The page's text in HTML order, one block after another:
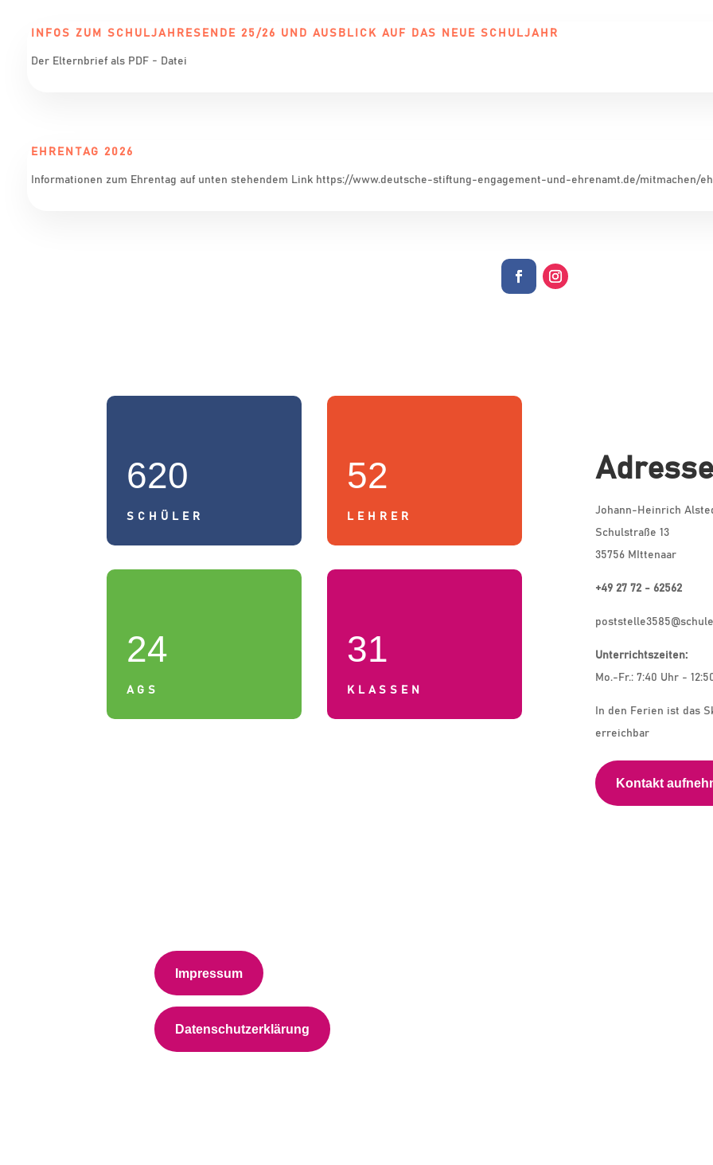
INFOS ZUM SCHULJAHRESENDE 25/26 UND AUSBLICK AUF DAS NEUE SCHULJAHR
Der Elternbrief als PDF - Datei
EHRENTAG 2026
Informationen zum Ehrentag auf unten stehendem Link https://www.deutsche-stiftung-engagement-und-ehrenamt.de/mitmachen/
620
SCHÜLER
24
AGS
52
LEHRER
31
KLASSEN
Johann-Heinrich
Schulstraße 13
35756 MIttenaar
+49 27 72 - 62562
Unterrichtszeiten:
Mo.-Fr.: 7:40 Uhr -
In den Ferien ist das
erreichbar
Kontakt
Impressum
Datenschutzerklärung